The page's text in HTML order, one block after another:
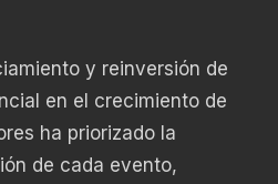
y reinversión de
en el crecimiento de
ha priorizado la
de cada evento,